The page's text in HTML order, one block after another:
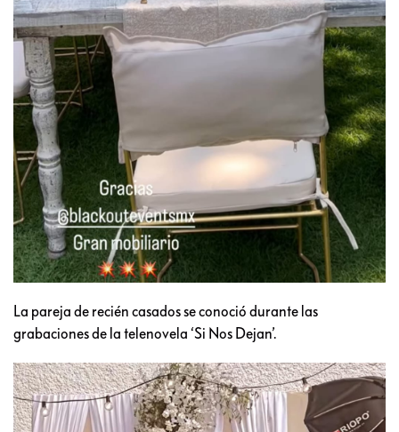
La pareja de recién casados se conoció durante las
grabaciones de la telenovela ‘Si Nos Dejan’.